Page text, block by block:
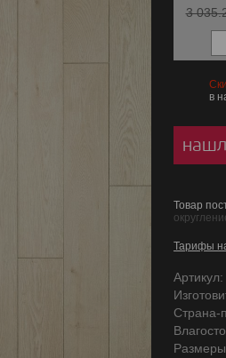
3
в
Товар
Тарифы
Артикул:
Страна-